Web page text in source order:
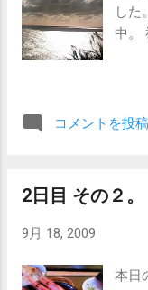
した
中。
コメントを投稿
2日目 その２。
9月 18, 2009
本日